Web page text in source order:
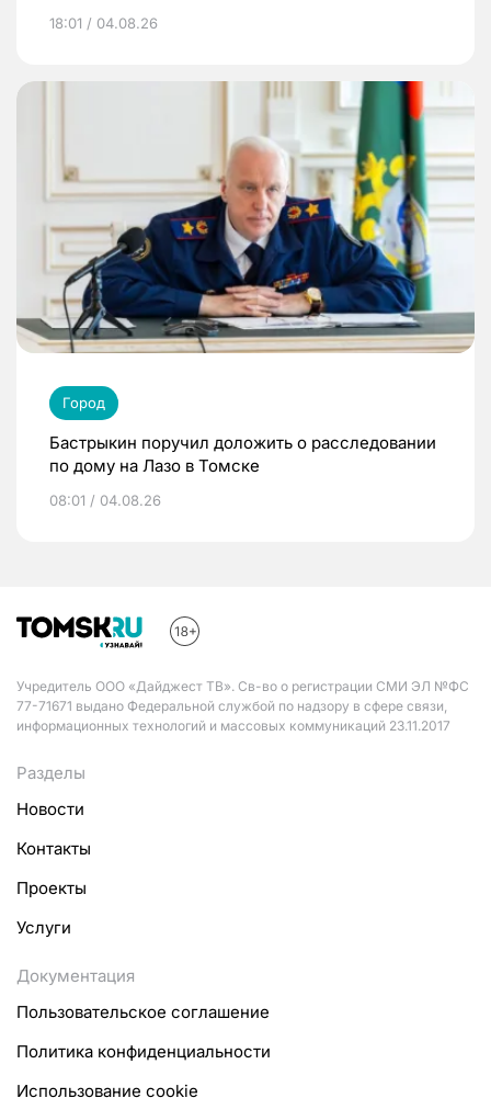
18:01 / 04.08.26
Город
Бастрыкин поручил доложить о расследовании
по дому на Лазо в Томске
08:01 / 04.08.26
Учредитель ООО «Дайджест ТВ». Св-во о регистрации СМИ ЭЛ №ФС
77-71671 выдано Федеральной службой по надзору в сфере связи,
информационных технологий и массовых коммуникаций 23.11.2017
Разделы
Новости
Контакты
Проекты
Услуги
Документация
Пользовательское соглашение
Политика конфиденциальности
Использование cookie